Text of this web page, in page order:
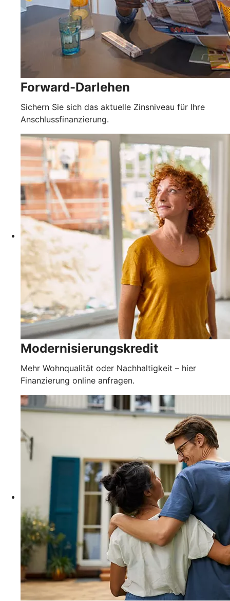
Forward-Darlehen
Sichern Sie sich das aktuelle Zinsniveau für Ihre
Anschlussfinanzierung.
Modernisierungskredit
Mehr Wohnqualität oder Nachhaltigkeit – hier
Finanzierung online anfragen.